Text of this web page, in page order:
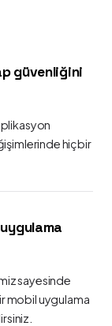
güvenliğini
hiçbir
sayesinde
mobil uygulama